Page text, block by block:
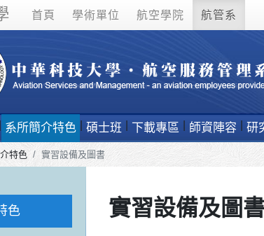
首頁 學術單位 航空學院 航管系
系所簡介特色 碩士班 下載專區 師資陣容 研
特色 實習設備及圖書
色 實習設備及圖